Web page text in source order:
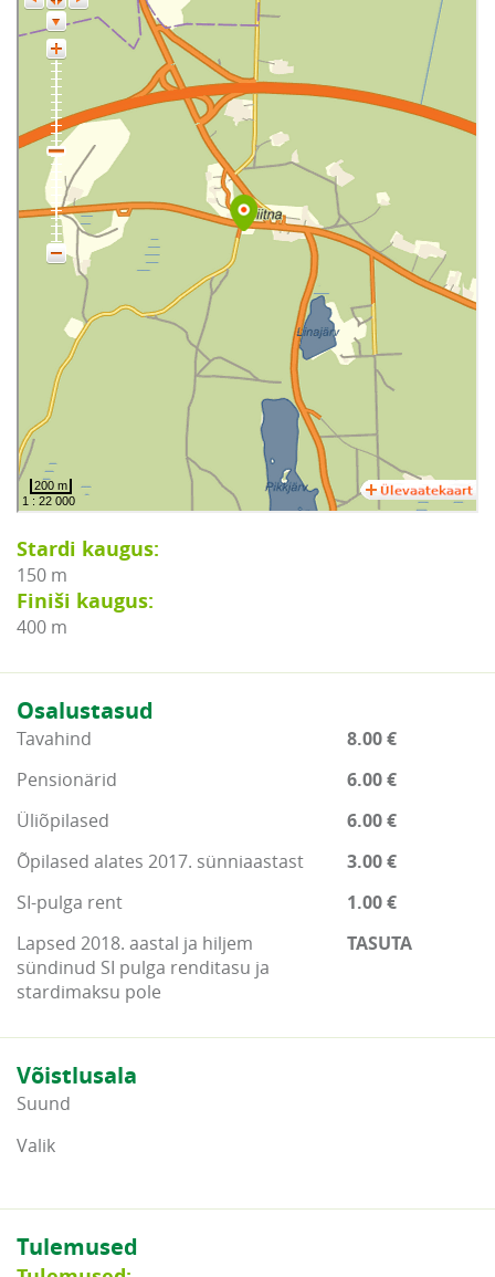
Stardi kaugus:
150 m
Finiši kaugus:
400 m
Osalustasud
Tavahind
8.00 €
Pensionärid
6.00 €
Üliõpilased
6.00 €
Õpilased alates 2017. sünniaastast
3.00 €
SI-pulga rent
1.00 €
Lapsed 2018. aastal ja hiljem
sündinud SI pulga renditasu ja
stardimaksu pole
TASUTA
Võistlusala
Suund
Valik
Tulemused